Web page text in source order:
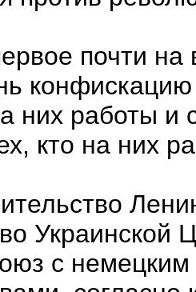
почти
них работы и
кто на них
Украинской
с немецким